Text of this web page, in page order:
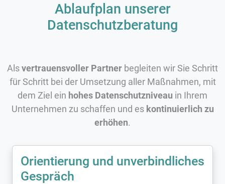
Ablaufplan unserer
Datenschutzberatung
Alsvertrauensvoller Partner begleiten wir Sie Schritt
für Schritt bei der Umsetzung aller Maßnahmen, mit
dem Ziel ein hohes Datenschutzniveau in Ihrem
Unternehmen zu schaffen und es kontinuierlich zu
erhöhen.
Orientierung und unverbindliches
Gespräch